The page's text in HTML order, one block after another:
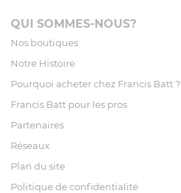
QUI SOMMES-NOUS?
Nos boutiques
Notre Histoire
Pourquoi acheter chez Francis Batt ?
Francis Batt pour les pros
Partenaires
Réseaux
Plan du site
Politique de confidentialité